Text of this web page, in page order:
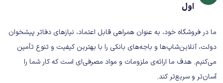
اول
ما در فروشگاه خود، به عنوان همراهی قابل اعتماد، نیازهای دفاتر پیشخوان
دولت، آنلاین‌شاپ‌ها و باجه‌های بانکی را با بهترین کیفیت و تنوع تأمین
می‌کنیم. هدف ما ارائه‌ی ملزومات و مواد مصرفی‌ای است که کار شما را
آسان‌تر و سریع‌تر کند.